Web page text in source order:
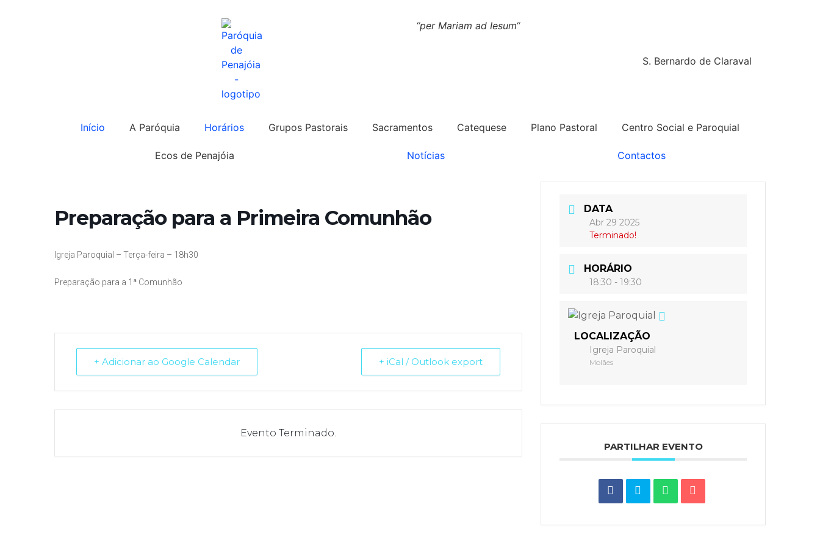
“per Mariam ad Iesum“
S. Bernardo de Claraval
Início A Paróquia Horários Grupos Pastorais Sacramentos Catequese Plano Pastoral Centro Social e Paroquial
Ecos de Penajóia Notícias Contactos
Preparação para a Primeira Comunhão
Igreja Paroquial – Terça-feira – 18h30
Preparação para a 1ª Comunhão
+ Adicionar ao Google Calendar + iCal / Outlook export
Evento Terminado.
DATA
Abr 29 2025
Terminado!
HORÁRIO
18:30 - 19:30
LOCALIZAÇÃO
Igreja Paroquial
Molães
PARTILHAR EVENTO